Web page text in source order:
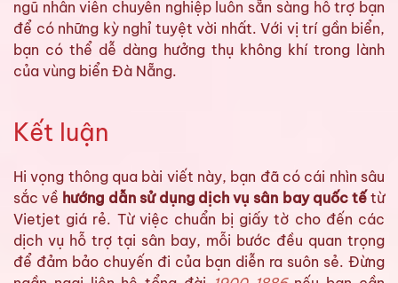
ngũ nhân viên chuyên nghiệp luôn sẵn sàng hỗ trợ bạn
để có những kỳ nghỉ tuyệt vời nhất. Với vị trí gần biển,
bạn có thể dễ dàng hưởng thụ không khí trong lành
của vùng biển Đà Nẵng.
Kết luận
Hi vọng thông qua bài viết này, bạn đã có cái nhìn sâu
sắc về hướng dẫn sử dụng dịch vụ sân bay quốc tếtừ
Vietjet giá rẻ. Từ việc chuẩn bị giấy tờ cho đến các
dịch vụ hỗ trợ tại sân bay, mỗi bước đều quan trọng
để đảm bảo chuyến đi của bạn diễn ra suôn sẻ. Đừng